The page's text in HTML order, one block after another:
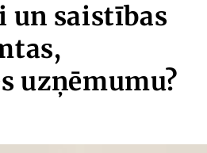
un saistības
uzņēmumu?